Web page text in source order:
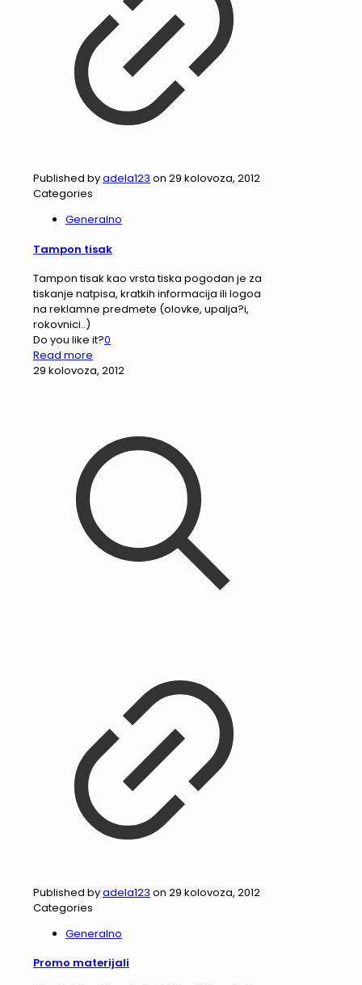
Published byadela123 on 29 kolovoza, 2012
Categories
Generalno
Tampon tisak
Tampon tisak kao vrsta tiska pogodan je za
tiskanje natpisa, kratkih informacija ili logoa
na reklamne predmete (olovke, upalja?i,
rokovnici..)
Do you like it?0
Read more
29 kolovoza, 2012
Published byadela123 on 29 kolovoza, 2012
Categories
Generalno
Promo materijali